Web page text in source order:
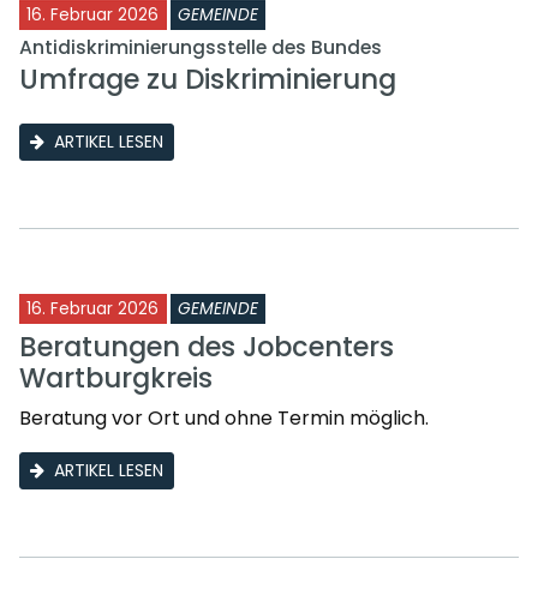
16. Februar 2026 GEMEINDE
Antidiskriminierungsstelle des Bundes
Umfrage zu Diskriminierung
ARTIKEL LESEN
16. Februar 2026 GEMEINDE
Beratungen des Jobcenters
Wartburgkreis
Beratung vor Ort und ohne Termin möglich.
ARTIKEL LESEN